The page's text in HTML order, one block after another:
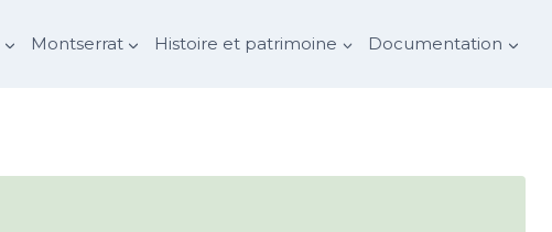
Montserrat Histoire et patrimoine Documentation